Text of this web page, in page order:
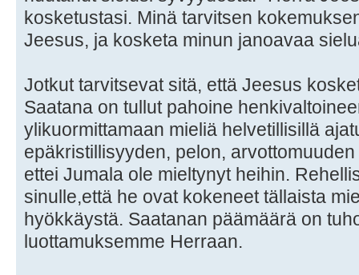
kosketustasi. Minä tarvitsen
Jeesus, ja kosketa minun janoavaa
Jotkut tarvitsevat sitä, että Jeesus
Saatana on tullut pahoine
ylikuormittamaan mieliä helvetillisillä
epäkristillisyyden, pelon,
ettei Jumala ole mieltynyt heihin.
sinulle,että he ovat kokeneet tällaista
hyökkäystä. Saatanan päämäärä on
luottamuksemme Herraan.